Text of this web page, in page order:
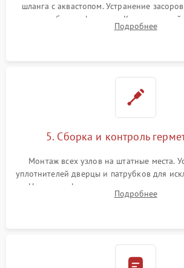
шланга с аквастопом. Устранение
патрубках и фильтрах. Компонентный
управления, восстановление
Подробнее
5. Сборка и контроль
Монтаж всех узлов на штатные места.
уплотнителей дверцы и патрубков для
Надежная фиксация хомутов
сборка корпуса и установка
Подробнее